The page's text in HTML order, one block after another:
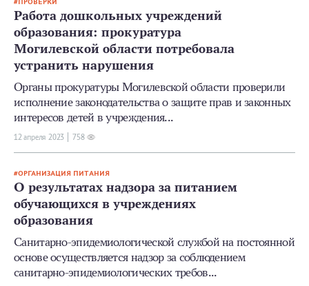
ПРОВЕРКИ
Работа дошкольных учреждений
образования: прокуратура
Могилевской области потребовала
устранить нарушения
Органы прокуратуры Могилевской области проверили
исполнение законодательства о защите прав и законных
интересов детей в учреждения...
12 апреля 2023 758
ОРГАНИЗАЦИЯ ПИТАНИЯ
О результатах надзора за питанием
обучающихся в учреждениях
образования
Санитарно-эпидемиологической службой на постоянной
основе осуществляется надзор за соблюдением
санитарно-эпидемиологических требов...